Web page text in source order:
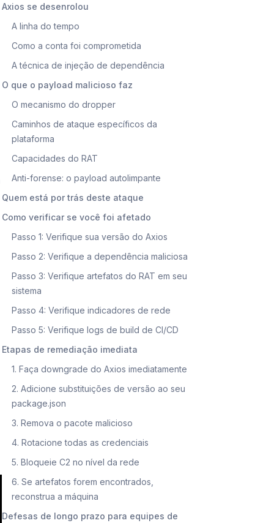
Axios se desenrolou
A linha do tempo
Como a conta foi comprometida
A técnica de injeção de dependência
O que o payload malicioso faz
O mecanismo do dropper
Caminhos de ataque específicos da
plataforma
Capacidades do RAT
Anti-forense: o payload autolimpante
Quem está por trás deste ataque
Como verificar se você foi afetado
Passo 1: Verifique sua versão do Axios
Passo 2: Verifique a dependência maliciosa
Passo 3: Verifique artefatos do RAT em seu
sistema
Passo 4: Verifique indicadores de rede
Passo 5: Verifique logs de build de CI/CD
Etapas de remediação imediata
1. Faça downgrade do Axios imediatamente
2. Adicione substituições de versão ao seu
package.json
3. Remova o pacote malicioso
4. Rotacione todas as credenciais
5. Bloqueie C2 no nível da rede
6. Se artefatos forem encontrados,
reconstrua a máquina
Defesas de longo prazo para equipes de